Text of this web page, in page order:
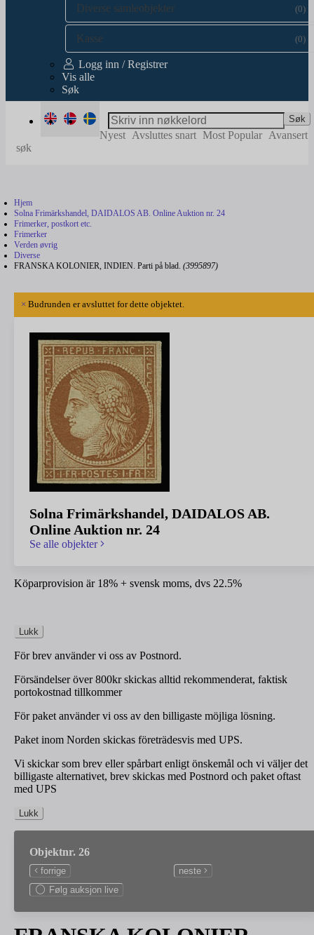
Diverse samleobjekter (0)
Kasse (0)
Logg inn / Registrer
Vis alle
Søk
Søk
Nyest Avsluttes snart Most Popular Avansert
søk
Hjem
Solna Frimärkshandel, DAIDALOS AB. Online Auktion nr. 24
Frimerker, postkort etc.
Frimerker
Verden øvrig
Diverse
FRANSKA KOLONIER, INDIEN. Parti på blad. (3995897)
× Budrunden er avsluttet for dette objektet.
Solna Frimärkshandel, DAIDALOS AB.
Online Auktion nr. 24
Se alle objekter
Köparprovision är 18% + svensk moms, dvs 22.5%
Lukk
För brev använder vi oss av Postnord.
Försändelser över 800kr skickas alltid rekommenderat, faktisk
portokostnad tillkommer
För paket använder vi oss av den billigaste möjliga lösning.
Paket inom Norden skickas företrädesvis med UPS.
Vi skickar som brev eller spårbart enligt önskemål och vi väljer det
billigaste alternativet, brev skickas med Postnord och paket oftast
med UPS
Lukk
Objektnr. 26
forrige
neste
Følg auksjon live